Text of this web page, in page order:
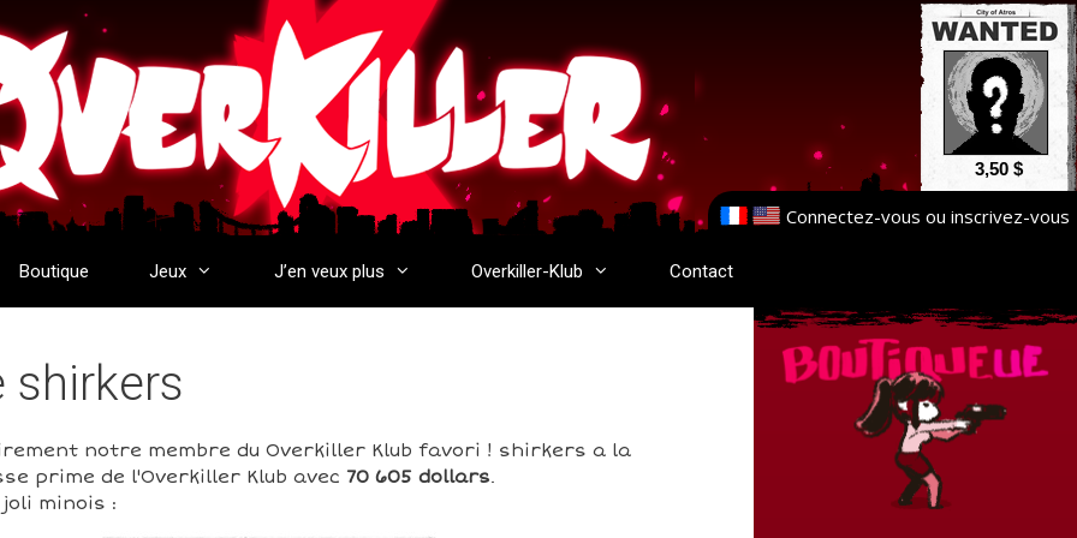
3,50 $
Connectez-vous ou inscrivez-vous
Boutique Jeux J’en veux plus Overkiller-Klub Contact
shirkers
notre membre du Overkiller Klub favori ! shirkers a la
prime de l'Overkiller Klub avec 70 605 dollars.
minois :